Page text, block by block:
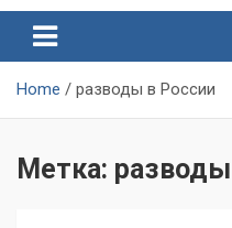
Севастополя
Севастополя
Home разводы в России
Метка: